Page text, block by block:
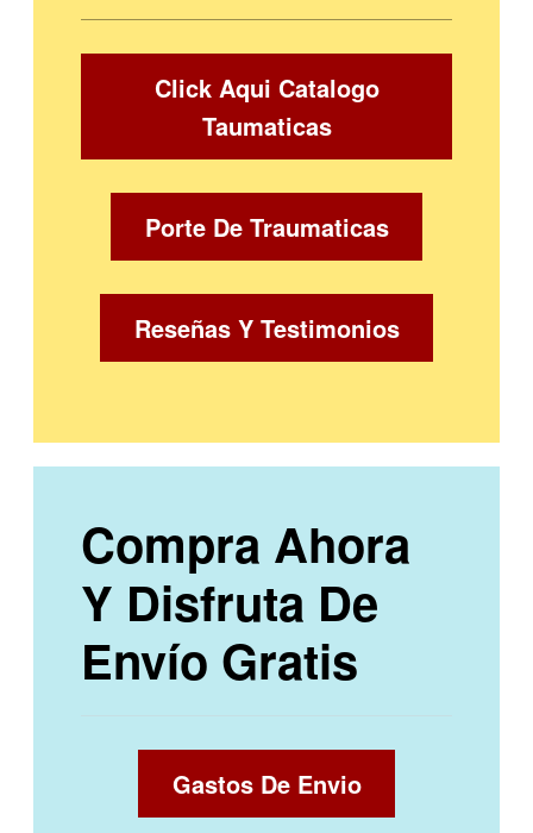
Click Aqui Catalogo
Taumaticas
Porte De Traumaticas
Reseñas Y Testimonios
Compra Ahora
Y Disfruta De
Envío Gratis
Gastos De Envio